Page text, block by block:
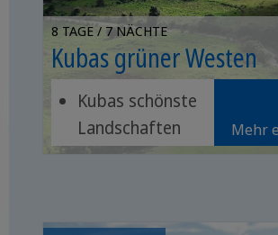
8 TAGE / 7 NÄCHTE
Kubas grüner Westen
Kubas schönste
Landschaften
Traumhaft
Mehr